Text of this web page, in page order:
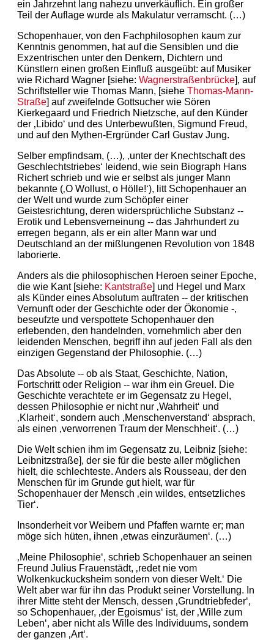
ein Jahrzehnt lang nahezu unverkäuflich. Ein großer
Teil der Auflage wurde als Makulatur verramscht. (…)
Schopenhauer, von den Fachphilosophen kaum zur
Kenntnis genommen, hat auf die Sensiblen und die
Exzentrischen unter den Denkern, Dichtern und
Künstlern einen großen Einfluß ausgeübt: auf Musiker
wie Richard Wagner [siehe: Wagnerstraßenbrücke], auf
Schriftsteller wie Thomas Mann, [siehe Thomas-Mann-
Straße] auf zweifelnde Gottsucher wie Sören
Kierkegaard und Friedrich Nietzsche, auf den Künder
der ‚Libido‘ und des Unterbewußten, Sigmund Freud,
und auf den Mythen-Ergründer Carl Gustav Jung.
Selber empfindsam, (…), ‚unter der Knechtschaft des
Geschlechtstriebes‘ leidend, wie sein Biograph Hans
Richert schrieb und wie er selbst als junger Mann
bekannte (‚O Wollust, o Hölle!‘), litt Schopenhauer an
der Welt und wurde zum Schöpfer einer
Geistesrichtung, deren widersprüchliche Substanz --
Erotik und Lebensverneinung -- das Jahrhundert zu
erregen begann, als er ein alter Mann war und
Deutschland an der mißlungenen Revolution von 1848
laborierte.
Anders als die philosophischen Heroen seiner Epoche,
die wie Kant [siehe: Kantstraße] und Hegel und Marx
als Künder eines Absolutum auftraten -- der kritischen
Vernunft oder der Geschichte oder der Ökonomie -,
beseufzte und verspottete Schopenhauer den
erlebenden, den handelnden, vornehmlich aber den
leidenden Menschen, begriff ihn auf jeden Fall als den
einzigen Gegenstand der Philosophie. (…)
Das Absolute -- ob als Staat, Geschichte, Nation,
Fortschritt oder Religion -- war ihm ein Greuel. Die
Geschichte verachtete er im Gegensatz zu Hegel,
dessen Philosophie er nicht nur ‚Wahrheit‘ und
‚Klarheit‘, sondern auch ‚Menschenverstand‘ absprach,
als einen ‚verworrenen Traum der Menschheit‘. (…)
Die Welt schien ihm im Gegensatz zu, Leibniz [siehe:
Leibnitzstraße], der sie für die beste aller möglichen
hielt, die schlechteste. Anders als Rousseau, der den
Menschen für im Grunde gut hielt, war für
Schopenhauer der Mensch ‚ein wildes, entsetzliches
Tier‘.
Insonderheit vor Weibern und Pfaffen warnte er; man
möge sich hüten, ihnen ‚etwas einzuräumen‘. (…)
‚Meine Philosophie‘, schrieb Schopenhauer an seinen
Freund Julius Frauenstädt, ‚redet nie vom
Wolkenkuckucksheim sondern von dieser Welt.‘ Die
Welt aber war für ihn das Produkt seiner Vorstellung. In
ihrer Mitte steht der Mensch, dessen ‚Grundtriebfeder‘,
so Schopenhauer, ‚der Egoismus‘ ist, der ‚Wille zum
Leben‘, aber nicht als Wille des Individuums, sondern
der ganzen ‚Art‘.